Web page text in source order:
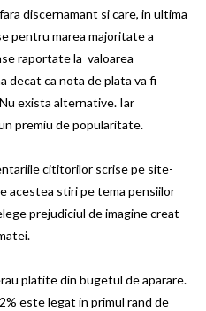
discernamant si care, in ultima
pentru marea majoritate a
raportate la valoarea
decat ca nota de plata va fi
exista alternative. Iar
premiu de popularitate.
cititorilor scrise pe site-
acestea stiri pe tema pensiilor
prejudiciul de imagine creat
platite din bugetul de aparare.
este legat in primul rand de